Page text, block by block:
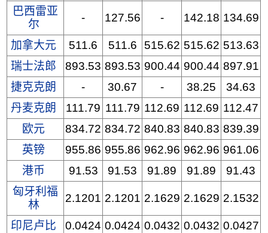
巴西雷亚
尔
- 127.56 - 142.18 134.69
加拿大元 511.6 511.6 515.62 515.62 513.63
瑞士法郎
893.53 893.53 900.44 900.44 897.91
捷克克朗
- 30.67 - 38.25
34.63
丹麦克朗
111.79 111.79 112.69 112.69 112.47
欧元
834.72 834.72 840.83 840.83 839.39
英镑
955.86 955.86 962.96 962.96 961.06
港币
91.53 91.53 91.89 91.89
91.43
匈牙利福
林
2.1201 2.1201 2.1629 2.1629 2.1532
印尼卢比 0.0424 0.0424 0.0432 0.0432 0.0427